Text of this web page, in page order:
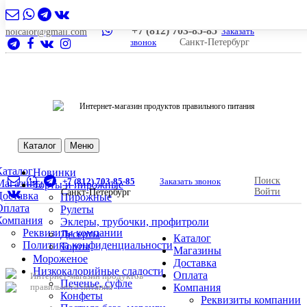
nolcalor@gmail.com +7 (812) 703-85-85 Заказать
звонок
Санкт-Петербург
Интернет-магазин продуктов правильного питания
Каталог Меню
Реквизиты компании
Политика конфиденциальности
Новинки
Торты и пирожные
Пирожные
Рулеты
Эклеры, трубочки, профитроли
Десерты
Торты
Мороженое
Низкокалорийные сладости
Печенье, суфле
Конфеты
+7 (812) 703-85-85
Заказать звонок
Санкт-Петербург
Поиск
Войти
Интернет-магазин продуктов
правильного питания
Каталог
Магазины
Доставка
Оплата
Компания
Реквизиты компании